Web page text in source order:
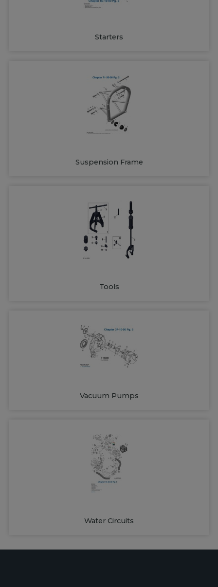
Starters
Suspension Frame
Tools
Vacuum Pumps
Water Circuits